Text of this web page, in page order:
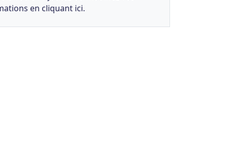
en cliquant ici.